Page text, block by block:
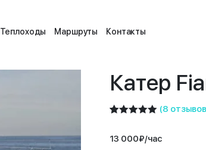
Теплоходы Маршруты Контакты
Катер
на основе
(8
13 000₽/час